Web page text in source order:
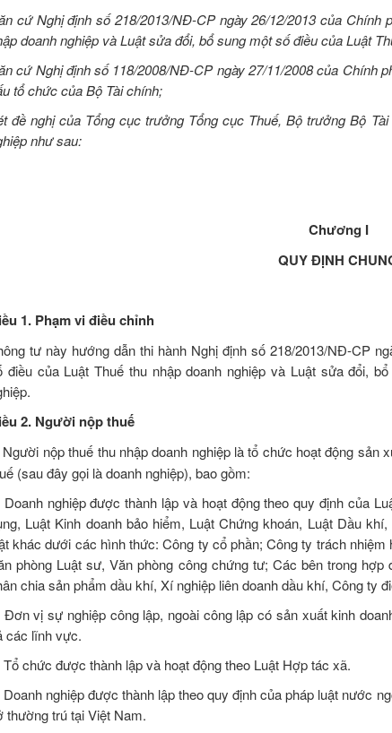
cứ Nghị định số 218/2013/NĐ-CP ngày 26/12/2013 của Chính
doanh nghiệp và Luật sửa đổi, bổ sung một số điều của Luật
cứ Nghị định số 118/2008/NĐ-CP ngày 27/11/2008 của Chính
tổ chức của Bộ Tài chính;
đề nghị của Tổng cục trưởng Tổng cục Thuế, Bộ trưởng Bộ
như sau:
Chương I
QUY ĐỊNH
1. Phạm vi điều chỉnh
tư này hướng dẫn thi hành Nghị định số 218/2013/NĐ-CP
điều của Luật Thuế thu nhập doanh nghiệp và Luật sửa đổi,
2. Người nộp thuế
Người nộp thuế thu nhập doanh nghiệp là tổ chức hoạt động sản
(sau đây gọi là doanh nghiệp), bao gồm:
Doanh nghiệp được thành lập và hoạt động theo quy định của
Luật Kinh doanh bảo hiểm, Luật Chứng khoán, Luật Dầu
khác dưới các hình thức: Công ty cổ phần; Công ty trách
phòng Luật sư, Văn phòng công chứng tư; Các bên trong
chia sản phẩm dầu khí, Xí nghiệp liên doanh dầu khí, Công ty
Đơn vị sự nghiệp công lập, ngoài công lập có sản xuất kinh
các lĩnh vực.
chức được thành lập và hoạt động theo Luật Hợp tác xã.
Doanh nghiệp được thành lập theo quy định của pháp luật nước
thường trú tại Việt Nam.